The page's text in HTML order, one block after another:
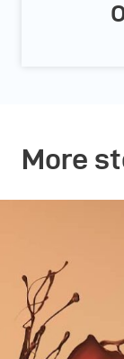
More